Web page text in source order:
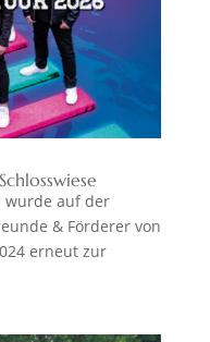
wurde auf der
& Förderer von
erneut zur